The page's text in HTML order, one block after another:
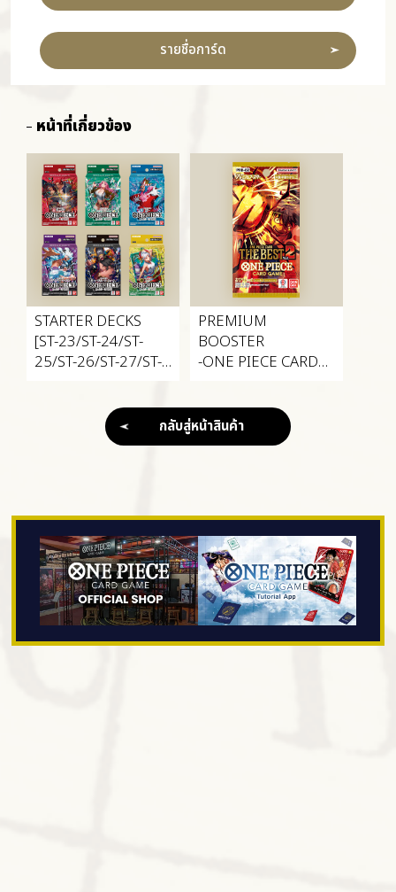
รายชื่อการ์ด
หน้าที่เกี่ยวข้อง
STARTER DECKS
[ST-23/ST-24/ST-
25/ST-26/ST-27/ST-
PREMIUM
BOOSTER
-ONE PIECE CARD
[PRB-02]
กลับสู่หน้าสินค้า